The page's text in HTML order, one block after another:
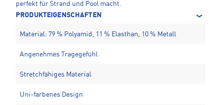
perfekt für Strand und Pool macht.
PRODUKTEIGENSCHAFTEN
Material: 79 % Polyamid, 11 % Elasthan, 10 % Metall
Angenehmes Tragegefühl
Stretchfähiges Material
Uni-farbenes Design